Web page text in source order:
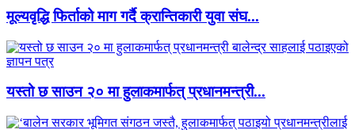
मूल्यवृद्धि फिर्ताको माग गर्दै क्रान्तिकारी युवा संघ...
यस्तो छ साउन २० मा हुलाकमार्फत् प्रधानमन्त्री...